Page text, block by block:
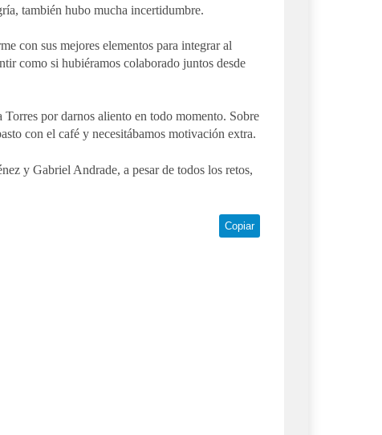
también hubo mucha incertidumbre.
con sus mejores elementos para integrar al
como si hubiéramos colaborado juntos desde
por darnos aliento en todo momento. Sobre
con el café y necesitábamos motivación extra.
y Gabriel Andrade, a pesar de todos los retos,
Copiar